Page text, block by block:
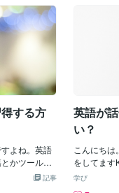
その場でパッ
解するた
です。知
ことはあ
語彙力は
中学卒業
よって、
を習得す
きるよう
法とは全く
ー
学校で発音
うでしょ
か？日本の
視するのか
が、ここで
なのは、日
が、英語の発
う事実で
ことです。
/ seasee - 見
意味はほと
す。では、
同じです
場合は？se
ービス」
るサービ
ビス出品
「習慣化
景私の強
ら、特別
せんでし
て皆んな
んでした。
「習慣化の
を手に入れ
できなく
を知りまし
ちの方々の
果、ココナ
する方
よね。英語
かツール、
えきれない
記事
英語が
い？
こんにち
をしてます
何か矛盾し
学び